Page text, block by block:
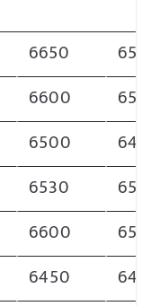
6650
6600
6500
6530
6600
6450